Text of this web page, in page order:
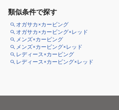
類似条件で探す
オガサカ×カービング
オガサカ×カービング×レッド
メンズ×カービング
メンズ×カービング×レッド
レディース×カービング
レディース×カービング×レッド